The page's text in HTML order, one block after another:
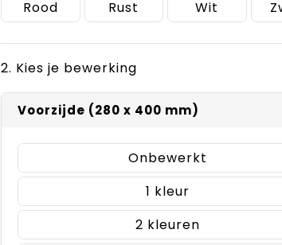
Rood Rust Wit
2. Kies je bewerking
Voorzijde (280 x 400 mm)
Onbewerkt
1
2